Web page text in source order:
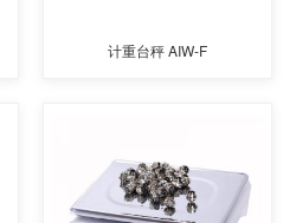
计重台秤 AIW-F